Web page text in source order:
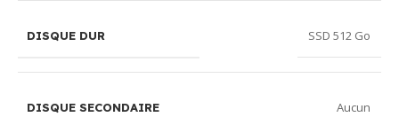
DISQUE DUR SSD 512 Go
DISQUE SECONDAIRE Aucun